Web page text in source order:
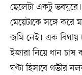
ছেলেটা একটু
মেয়েটাকে সঙ্গে
জমি নেই। এক বিঘায়
ইজারা নিয়ে ধান
ঘণ্টা হিসাবে গভীর